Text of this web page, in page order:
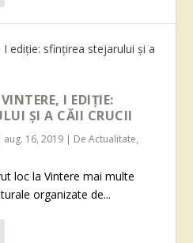
I EDIȚIE:
ȘI A CĂII CRUCII
aug. 16, 2019 | De Actualitate,
loc la Vintere mai multe
organizate de...